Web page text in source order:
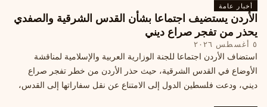
أخبار عامة
الأردن يستضيف اجتماعا بشأن القدس الشرقية والصفدي
يحذر من تفجر صراع ديني
٥ أغسطس ٢٠٢٦
استضاف الأردن اجتماعا للجنة الوزارية العربية والإسلامية لمناقشة
الأوضاع في القدس الشرقية، حيث حذر الأردن من خطر تفجر صراع
ديني، ودعت فلسطين الدول إلى الامتناع عن نقل سفاراتها إلى القدس،